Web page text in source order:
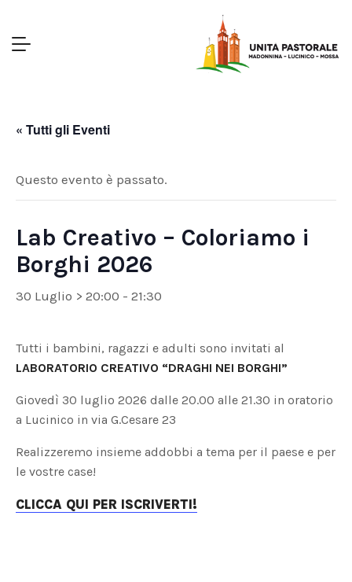
« Tutti gli Eventi
Questo evento è passato.
Lab Creativo – Coloriamo i
Borghi 2026
30 Luglio > 20:00 - 21:30
Tutti i bambini, ragazzi e adulti sono invitati al
LABORATORIO CREATIVO “DRAGHI NEI BORGHI”
Giovedì 30 luglio 2026 dalle 20.00 alle 21.30 in oratorio
a Lucinico in via G.Cesare 23
Realizzeremo insieme addobbi a tema per il paese e per
le vostre case!
CLICCA QUI PER ISCRIVERTI!